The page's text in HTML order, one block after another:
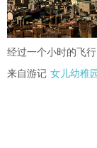
经过一个小时的飞
来自游记 女儿幼稚